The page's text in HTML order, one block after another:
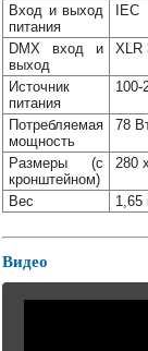
Вход и выход
питания
IEC
DMX вход и
выход
XLR
Источник
питания
100-
Потребляемая
мощность
78
Размеры (с
кронштейном)
280
Вес 1,65
Видео